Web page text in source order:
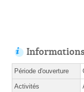
Période d'ouverture
Activités